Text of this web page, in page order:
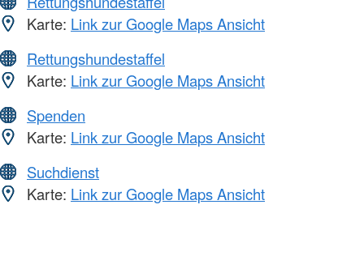
Karte: Link zur Google Maps Ansicht
Rettungshundestaffel
Karte: Link zur Google Maps Ansicht
Spenden
Karte: Link zur Google Maps Ansicht
Suchdienst
Karte: Link zur Google Maps Ansicht